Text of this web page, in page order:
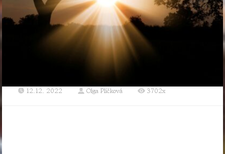
12.12. 2022 Olga Plíčková 3702x